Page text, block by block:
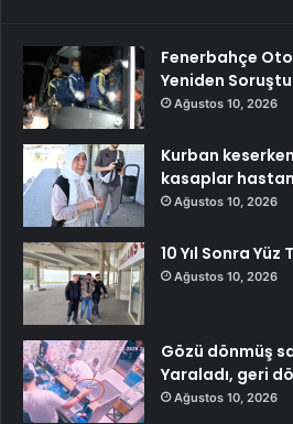
Fenerbahçe
Yeniden
Ağustos 10, 2026
Kurban
kasaplar
Ağustos 10, 2026
10 Yıl Sonra Yüz
Ağustos 10, 2026
Gözü dönmüş
Yaraladı, geri
Ağustos 10, 2026